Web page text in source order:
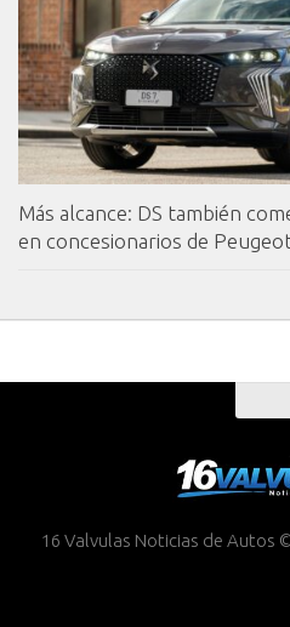
Más alcance: DS también
en concesionarios de
16 Valvulas Noticias de Autos